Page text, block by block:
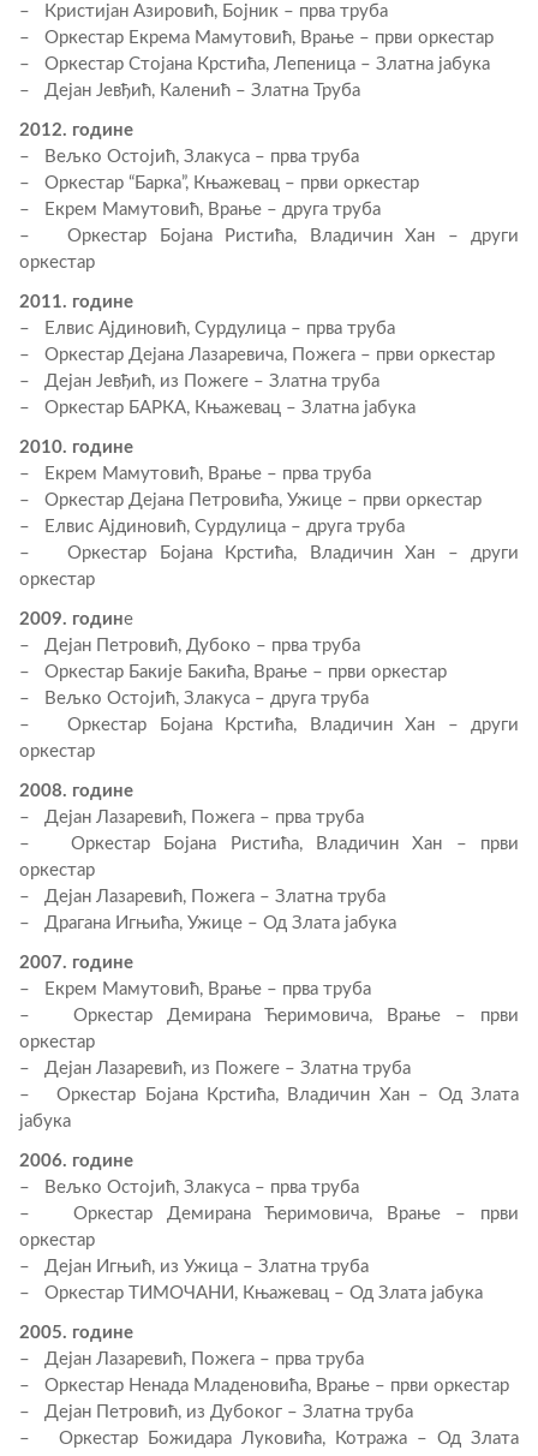
– Кристијан Азировић, Бојник – прва труба
– Оркестар Екрема Мамутовић, Врање – први оркестар
– Оркестар Стојана Крстића, Лепеница – Златна јабука
– Дејан Јевђић, Каленић – Златна Труба
2012. године
– Вељко Остојић, Злакуса – прва труба
– Оркестар “Барка”, Књажевац – први оркестар
– Екрем Мамутовић, Врање – друга труба
– Оркестар Бојана Ристића, Владичин Хан – други
оркестар
2011. године
– Елвис Ајдиновић, Сурдулица – прва труба
– Оркестар Дејана Лазаревича, Пожега – први оркестар
– Дејан Јевђић, из Пожеге – Златна труба
– Оркестар БАРКА, Књажевац – Златна јабука
2010. године
– Екрем Мамутовић, Врање – прва труба
– Оркестар Дејана Петровића, Ужице – први оркестар
– Елвис Ајдиновић, Сурдулица – друга труба
– Оркестар Бојана Крстића, Владичин Хан – други
оркестар
2009. године
– Дејан Петровић, Дубоко – прва труба
– Оркестар Бакије Бакића, Врање – први оркестар
– Вељко Остојић, Злакуса – друга труба
– Оркестар Бојана Крстића, Владичин Хан – други
оркестар
2008. године
– Дејан Лазаревић, Пожега – прва труба
– Оркестар Бојана Ристића, Владичин Хан – први
оркестар
– Дејан Лазаревић, Пожега – Златна труба
– Драгана Игњића, Ужице – Од Злата јабука
2007. године
– Екрем Мамутовић, Врање – прва труба
– Оркестар Демирана Ћеримовича, Врање – први
оркестар
– Дејан Лазаревић, из Пожеге – Златна труба
– Оркестар Бојана Крстића, Владичин Хан – Од Злата
јабука
2006. године
– Вељко Остојић, Злакуса – прва труба
– Оркестар Демирана Ћеримовича, Врање – први
оркестар
– Дејан Игњић, из Ужица – Златна труба
– Оркестар ТИМОЧАНИ, Књажевац – Од Злата јабука
2005. године
– Дејан Лазаревић, Пожега – прва труба
– Оркестар Ненада Младеновића, Врање – први оркестар
– Дејан Петровић, из Дубоког – Златна труба
– Оркестар Божидара Луковића, Котража – Од Злата